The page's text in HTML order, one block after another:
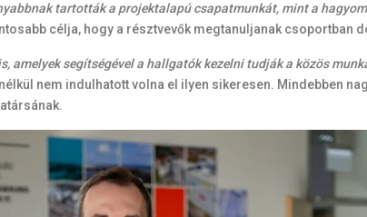
tartották a projektalapú csapatmunkát, mint a
célja, hogy a résztvevők megtanuljanak csoportban
amelyek segítségével a hallgatók kezelni tudják a közös
nem indulhatott volna el ilyen sikeresen. Mindebben